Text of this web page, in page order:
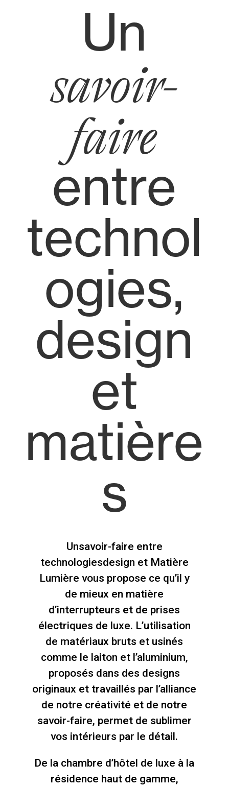
Un
savoir-
faire
entre
technol
ogies,
design
et
matière
s
Unsavoir-faire entre
technologiesdesign et Matière
Lumière vous propose ce qu’il y
de mieux en matière
d’interrupteurs et de prises
électriques de luxe. L’utilisation
de matériaux bruts et usinés
comme le laiton et l’aluminium,
proposés dans des designs
originaux et travaillés par l’alliance
de notre créativité et de notre
savoir-faire, permet de sublimer
vos intérieurs par le détail.
De la chambre d’hôtel de luxe à la
résidence haut de gamme,